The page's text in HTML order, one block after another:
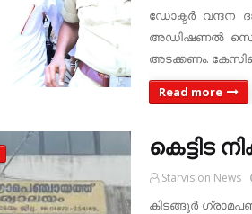
ഡോക്ടര്‍ വന്ദന
അഡിഷണല്‍
അടക്കണം.
Read more
കെട്ടിട
Starvision News
കിടങ്ങൂര്‍